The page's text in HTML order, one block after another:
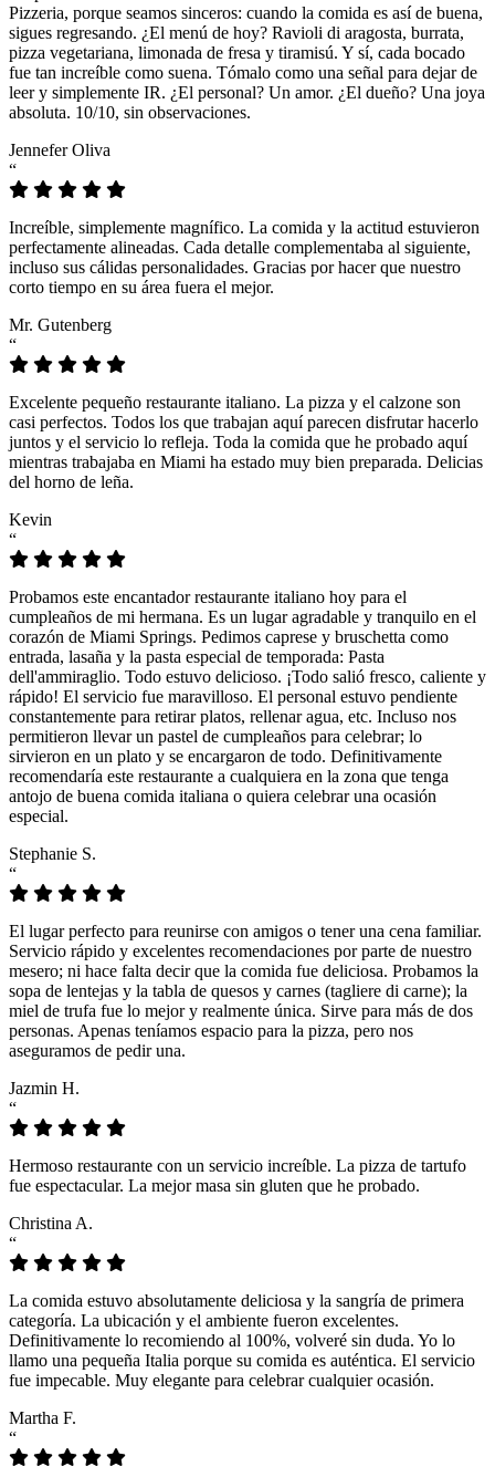
Pizzeria, porque seamos sinceros: cuando la comida es así de buena,
sigues regresando. ¿El menú de hoy? Ravioli di aragosta, burrata,
pizza vegetariana, limonada de fresa y tiramisú. Y sí, cada bocado
fue tan increíble como suena. Tómalo como una señal para dejar de
leer y simplemente IR. ¿El personal? Un amor. ¿El dueño? Una joya
absoluta. 10/10, sin observaciones.
Jennefer Oliva
“
Increíble, simplemente magnífico. La comida y la actitud estuvieron
perfectamente alineadas. Cada detalle complementaba al siguiente,
incluso sus cálidas personalidades. Gracias por hacer que nuestro
corto tiempo en su área fuera el mejor.
Mr. Gutenberg
“
Excelente pequeño restaurante italiano. La pizza y el calzone son
casi perfectos. Todos los que trabajan aquí parecen disfrutar hacerlo
juntos y el servicio lo refleja. Toda la comida que he probado aquí
mientras trabajaba en Miami ha estado muy bien preparada. Delicias
del horno de leña.
Kevin
“
Probamos este encantador restaurante italiano hoy para el
cumpleaños de mi hermana. Es un lugar agradable y tranquilo en el
corazón de Miami Springs. Pedimos caprese y bruschetta como
entrada, lasaña y la pasta especial de temporada: Pasta
dell'ammiraglio. Todo estuvo delicioso. ¡Todo salió fresco, caliente y
rápido! El servicio fue maravilloso. El personal estuvo pendiente
constantemente para retirar platos, rellenar agua, etc. Incluso nos
permitieron llevar un pastel de cumpleaños para celebrar; lo
sirvieron en un plato y se encargaron de todo. Definitivamente
recomendaría este restaurante a cualquiera en la zona que tenga
antojo de buena comida italiana o quiera celebrar una ocasión
especial.
Stephanie S.
“
El lugar perfecto para reunirse con amigos o tener una cena familiar.
Servicio rápido y excelentes recomendaciones por parte de nuestro
mesero; ni hace falta decir que la comida fue deliciosa. Probamos la
sopa de lentejas y la tabla de quesos y carnes (tagliere di carne); la
miel de trufa fue lo mejor y realmente única. Sirve para más de dos
personas. Apenas teníamos espacio para la pizza, pero nos
aseguramos de pedir una.
Jazmin H.
“
Hermoso restaurante con un servicio increíble. La pizza de tartufo
fue espectacular. La mejor masa sin gluten que he probado.
Christina A.
“
La comida estuvo absolutamente deliciosa y la sangría de primera
categoría. La ubicación y el ambiente fueron excelentes.
Definitivamente lo recomiendo al 100%, volveré sin duda. Yo lo
llamo una pequeña Italia porque su comida es auténtica. El servicio
fue impecable. Muy elegante para celebrar cualquier ocasión.
Martha F.
“